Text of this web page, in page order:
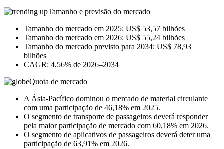
Tamanho e previsão do mercado
Tamanho do mercado em 2025: US$ 53,57 bilhões
Tamanho do mercado em 2026: US$ 55,24 bilhões
Tamanho do mercado previsto para 2034: US$ 78,93
bilhões
CAGR: 4,56% de 2026–2034
Quota de mercado
A Ásia-Pacífico dominou o mercado de material circulante
com uma participação de 46,18% em 2025.
O segmento de transporte de passageiros deverá responder
pela maior participação de mercado com 60,18% em 2026.
O segmento de aplicativos de passageiros deverá deter uma
participação de 63,91% em 2026.